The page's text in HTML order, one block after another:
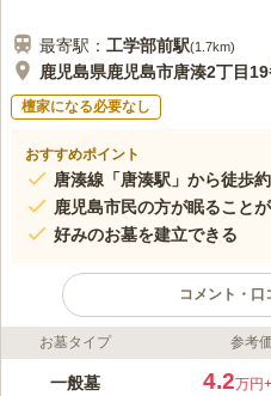
最寄駅： 工学部前駅(1.7km)
鹿児島県鹿児島市唐湊2丁目
檀家になる必要なし
おすすめポイント
唐湊線「唐湊駅」から徒歩
鹿児島市民の方が眠ること
好みのお墓を建立できる
コメント・口
ライフドット編集部のコメント
段々畑の様にお墓が建ち並
お墓タイプ 参考
一般墓 4.2万円